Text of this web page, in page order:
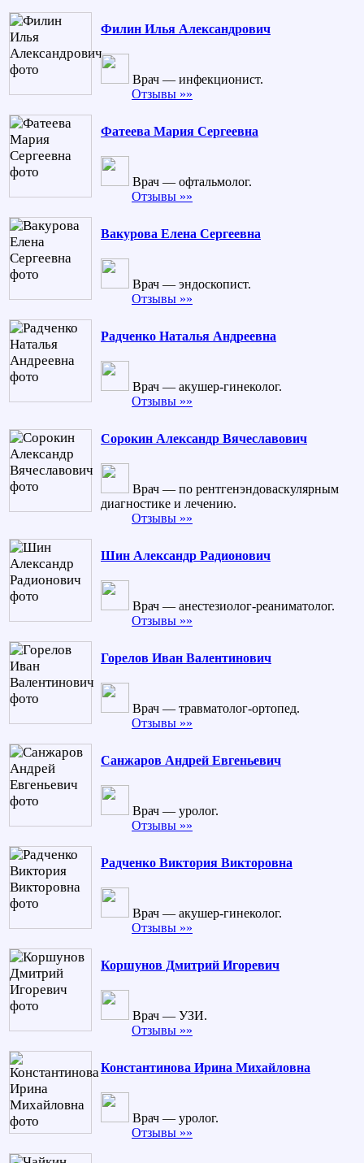
Филин Илья Александрович
Врач — инфекционист.
Отзывы »»
Фатеева Мария Сергеевна
Врач — офтальмолог.
Отзывы »»
Вакурова Елена Сергеевна
Врач — эндоскопист.
Отзывы »»
Радченко Наталья Андреевна
Врач — акушер-гинеколог.
Отзывы »»
Сорокин Александр Вячеславович
Врач — по рентгенэндоваскулярным
диагностике и лечению.
Отзывы »»
Шин Александр Радионович
Врач — анестезиолог-реаниматолог.
Отзывы »»
Горелов Иван Валентинович
Врач — травматолог-ортопед.
Отзывы »»
Санжаров Андрей Евгеньевич
Врач — уролог.
Отзывы »»
Радченко Виктория Викторовна
Врач — акушер-гинеколог.
Отзывы »»
Коршунов Дмитрий Игоревич
Врач — УЗИ.
Отзывы »»
Константинова Ирина Михайловна
Врач — уролог.
Отзывы »»